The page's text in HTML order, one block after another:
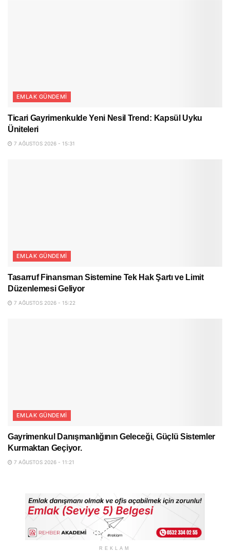
EMLAK GÜNDEMI
Ticari Gayrimenkulde Yeni Nesil Trend: Kapsül Uyku
Üniteleri
7 AĞUSTOS 2026 - 15:31
EMLAK GÜNDEMI
Tasarruf Finansman Sistemine Tek Hak Şartı ve Limit
Düzenlemesi Geliyor
7 AĞUSTOS 2026 - 15:22
EMLAK GÜNDEMI
Gayrimenkul Danışmanlığının Geleceği, Güçlü Sistemler
Kurmaktan Geçiyor.
7 AĞUSTOS 2026 - 11:21
REKLAM